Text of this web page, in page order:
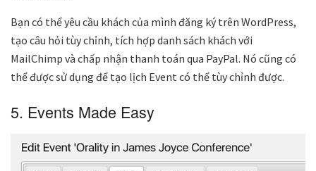
Bạn có thể yêu cầu khách của mình đăng ký trên WordPress,
tạo câu hỏi tùy chỉnh, tích hợp danh sách khách với
MailChimp và chấp nhận thanh toán qua PayPal. Nó cũng có
thể được sử dụng để tạo lịch Event có thể tùy chỉnh được.
5. Events Made Easy